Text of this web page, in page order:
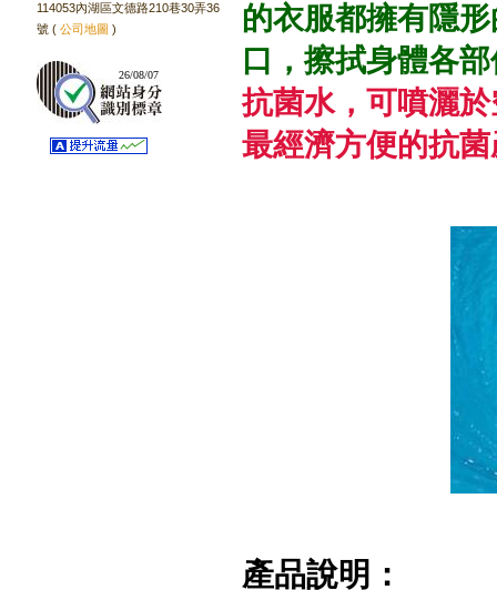
114053內湖區文德路210巷30弄36
號 ( 公司地圖 )
26/08/07
的衣服都擁有隱
口，擦拭身體各
抗菌水，可噴灑
最經濟方便的抗
產品說明：